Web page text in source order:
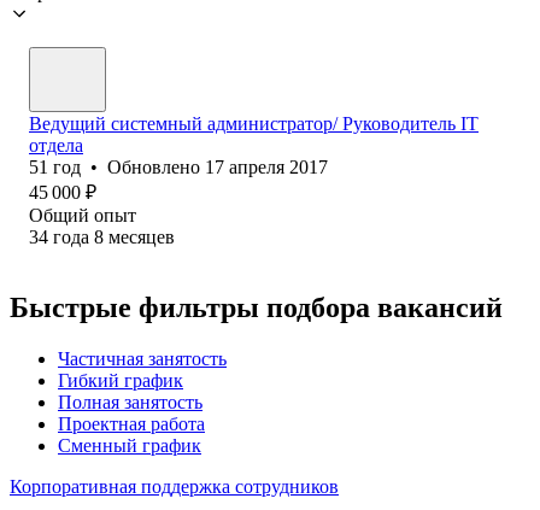
Ведущий системный администратор/ Руководитель IT
отдела
51 год • Обновлено 17 апреля 2017
45 000 ₽
Общий опыт
34 года 8 месяцев
Быстрые фильтры подбора вакансий
Частичная занятость
Гибкий график
Полная занятость
Проектная работа
Сменный график
Корпоративная поддержка сотрудников